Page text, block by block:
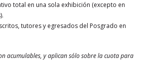
total en una sola exhibición (excepto en
tutores y egresados del Posgrado en
acumulables, y aplican sólo sobre la cuota para